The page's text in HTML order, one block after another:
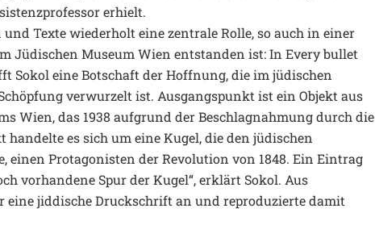
erhielt.
Texte wiederholt eine zentrale Rolle, so auch in einer
Jüdischen Museum Wien entstanden ist: In Every bullet
Sokol eine Botschaft der Hoffnung, die im jüdischen
verwurzelt ist. Ausgangspunkt ist ein Objekt aus
Wien, das 1938 aufgrund der Beschlagnahmung durch die
handelte es sich um eine Kugel, die den jüdischen
einen Protagonisten der Revolution von 1848. Ein Eintrag
vorhandene Spur der Kugel“, erklärt Sokol. Aus
eine jiddische Druckschrift an und reproduzierte damit